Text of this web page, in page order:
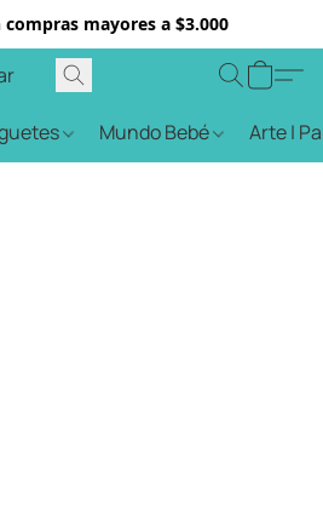
compras mayores a $3.000
Mundo Bebé Arte |